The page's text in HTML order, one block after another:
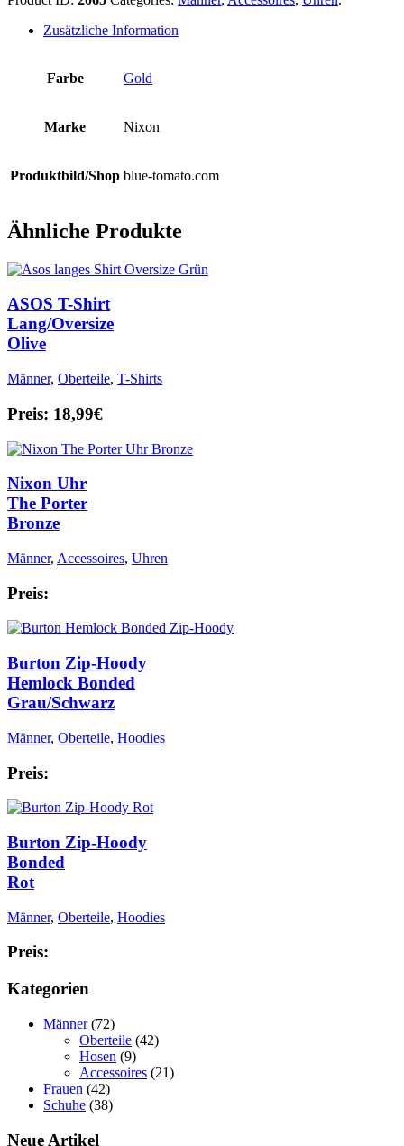
Zusätzliche Information
Farbe Gold
Marke Nixon
Produktbild/Shop blue-tomato.com
Ähnliche Produkte
ASOS T-Shirt
Lang/Oversize
Olive
Männer, Oberteile, T-Shirts
Preis: 18,99€
Nixon Uhr
The Porter
Bronze
Männer, Accessoires, Uhren
Preis:
Burton Zip-Hoody
Hemlock Bonded
Grau/Schwarz
Männer, Oberteile, Hoodies
Preis:
Burton Zip-Hoody
Bonded
Rot
Männer, Oberteile, Hoodies
Preis:
Kategorien
Männer (72)
Oberteile (42)
Hosen (9)
Accessoires (21)
Frauen (42)
Schuhe (38)
Neue Artikel